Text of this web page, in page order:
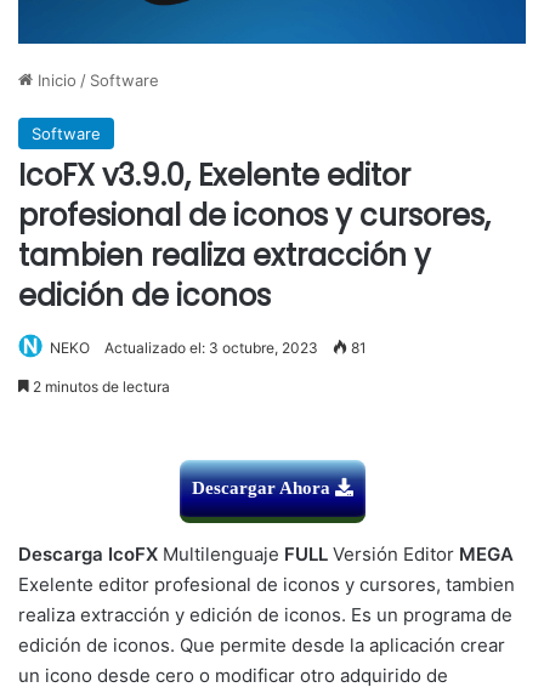
Inicio / Software
Software
IcoFX v3.9.0, Exelente editor
profesional de iconos y cursores,
tambien realiza extracción y
edición de iconos
NEKO Actualizado el: 3 octubre, 2023 81
2 minutos de lectura
Descargar Ahora
Descarga IcoFX Multilenguaje FULL Versión Editor MEGA
Exelente editor profesional de iconos y cursores, tambien
realiza extracción y edición de iconos. Es un programa de
edición de iconos. Que permite desde la aplicación crear
un icono desde cero o modificar otro adquirido de